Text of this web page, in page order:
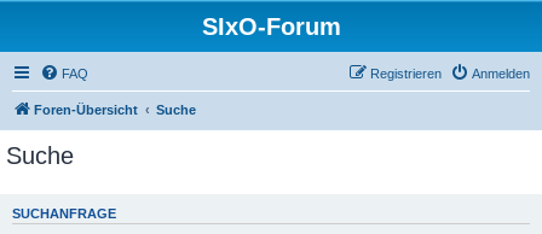
SIxO-Forum
FAQ Anmelden
Registrieren
Foren-Übersicht Suche
Suche
SUCHANFRAGE